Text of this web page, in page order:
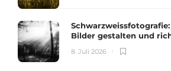
Bilder gestalten und
8. Juli 2026